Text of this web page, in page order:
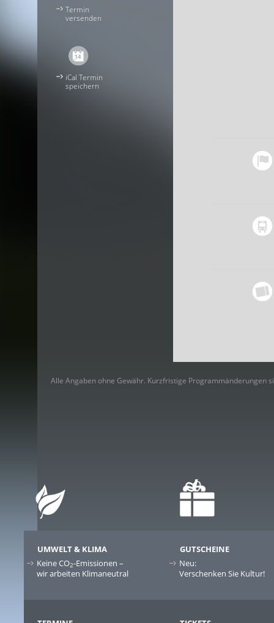
Termin
versenden
iCal Termin
speichern
Alle Angaben ohne Gewähr. Kurzfristige Programmänderungen
UMWELT & KLIMA
Keine CO2-Emissionen –
wir arbeiten Klimaneutral
GUTSCHEINE
Neu:
Verschenken Sie Kultur!